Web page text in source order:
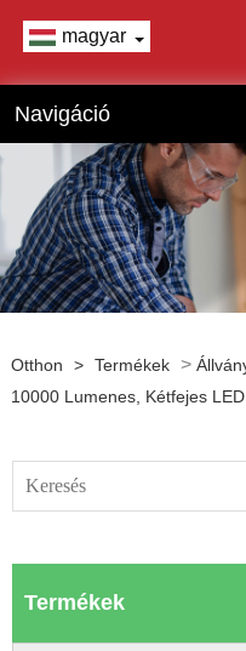
magyar
Navigáció
Otthon > Termékek >
10000 Lumenes, Kétfejes
Termékek